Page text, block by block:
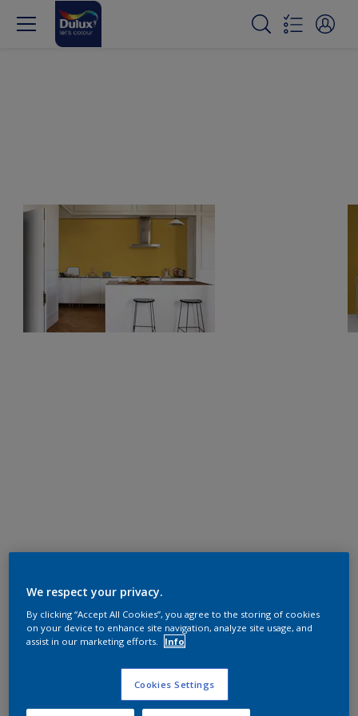
We respect your privacy.
By clicking “Accept All Cookies”, you agree to the storing of cookies
on your device to enhance site navigation, analyze site usage, and
assist in our marketing efforts.
Info
Cookies Settings